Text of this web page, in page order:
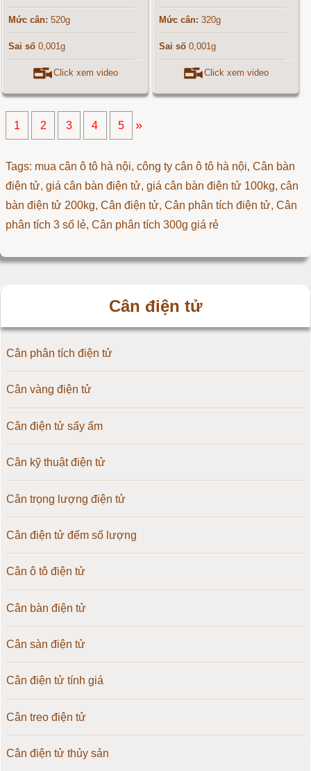
Mức cân: 520g
Sai số 0,001g
Click xem video
Mức cân: 320g
Sai số 0,001g
Click xem video
1 2 3 4 5 »
Tags: mua cân ô tô hà nội, công ty cân ô tô hà nội, Cân bàn
điện tử, giá cân bàn điện tử, giá cân bàn điện tử 100kg, cân
bàn điện tử 200kg, Cân điện tử, Cân phân tích điện tử, Cân
phân tích 3 số lẻ, Cân phân tích 300g giá rẻ
Cân điện tử
Cân phân tích điện tử
Cân vàng điện tử
Cân điện tử sấy ẩm
Cân kỹ thuật điện tử
Cân trọng lượng điện tử
Cân điện tử đếm số lượng
Cân ô tô điện tử
Cân bàn điện tử
Cân sàn điện tử
Cân điện tử tính giá
Cân treo điện tử
Cân điện tử thủy sản